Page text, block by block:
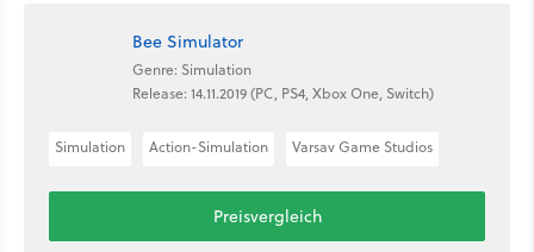
Bee Simulator
Genre: Simulation
Release: 14.11.2019 (PC, PS4, Xbox One, Switch)
Simulation Action-Simulation Varsav Game Studios
Preisvergleich